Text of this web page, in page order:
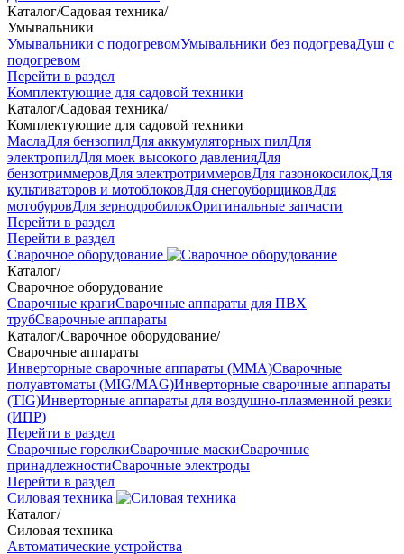
Каталог/Садовая техника/
Умывальники
Умывальники с подогревомУмывальники без подогреваДуш с
подогревом
Перейти в раздел
Комплектующие для садовой техники
Каталог/Садовая техника/
Комплектующие для садовой техники
МаслаДля бензопилДля аккумуляторных пилДля
электропилДля моек высокого давленияДля
бензотриммеровДля электротриммеровДля газонокосилокДля
культиваторов и мотоблоковДля снегоуборщиковДля
мотобуровДля зернодробилокОригинальные запчасти
Перейти в раздел
Перейти в раздел
Сварочное оборудование
Каталог/
Сварочное оборудование
Сварочные крагиСварочные аппараты для ПВХ
трубСварочные аппараты
Каталог/Сварочное оборудование/
Сварочные аппараты
Инверторные сварочные аппараты (ММА)Сварочные
полуавтоматы (MIG/MAG)Инверторные сварочные аппараты
(TIG)Инверторные аппараты для воздушно-плазменной резки
(ИПР)
Перейти в раздел
Сварочные горелкиСварочные маскиСварочные
принадлежностиСварочные электроды
Перейти в раздел
Силовая техника
Каталог/
Силовая техника
Автоматические устройства